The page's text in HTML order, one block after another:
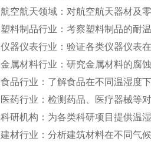
航空航天领域：对航空航天器材及
塑料制品行业：考察塑料制品的耐温
仪器仪表行业：验证各类仪器仪表
金属材料行业：研究金属材料的腐
食品行业：了解食品在不同温湿度
医药行业：检测药品、医疗器械等
科研机构：为各类科研项目提供温
建材行业：分析建筑材料在不同气